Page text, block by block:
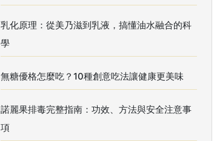
乳化原理：從美乃滋到乳液，搞懂油水融合的科
學
無糖優格怎麼吃？10種創意吃法讓健康更美味
諾麗果排毒完整指南：功效、方法與安全注意事
項